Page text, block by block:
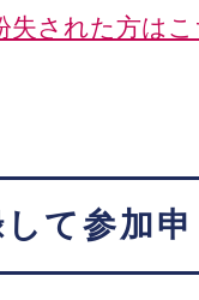
失された方は
て参加